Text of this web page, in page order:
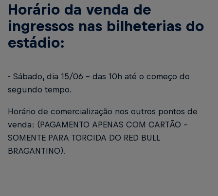
Horário da venda de
ingressos nas bilheterias do
estádio:
- Sábado, dia 15/06 – das 10h até o começo do
segundo tempo.
Horário de comercialização nos outros pontos de
venda: (PAGAMENTO APENAS COM CARTÃO –
SOMENTE PARA TORCIDA DO RED BULL
BRAGANTINO).